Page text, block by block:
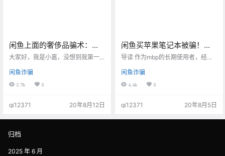
闲鱼上面的奢侈品骗术：骗
包又骗钱空手套白狼！白送
大家好，我是小嘉，没想到我第一
闲鱼上被一个号称做奢侈品回收的
买家骗的，这我才知道原来骗子在
个LV蒙田包，我当时很感动啊，直
背了几次我就发现不适合我啊，我
是小个子，背着这款有点大，而且
有点重，东西稍微装多一点就好
了。 你们知道的，今年疫情嘛大家
闲鱼诈骗
3.7k 0
qi12371 20年8月12日
闲鱼买苹果笔记本被骗！揭
秘4中常见的闲鱼骗术！
导读 作为mbp的长期使用者，经常
000，我当时买下花了2万，我就很
好奇，便搜索了一下，感觉发现了
段和方法不断升级，而每年的受害
够给广大的消费者提个醒。 对所有
闲鱼诈骗
4.4k 0
qi12371 20年8月5日
归档
2025 年 6 月